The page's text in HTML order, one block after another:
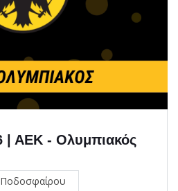
| ΑΕΚ - Ολυμπιακός